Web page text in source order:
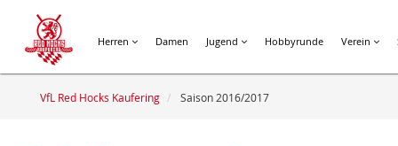
Herren Damen Jugend Hobbyrunde Verein
VfL Red Hocks Kaufering Saison 2016/2017